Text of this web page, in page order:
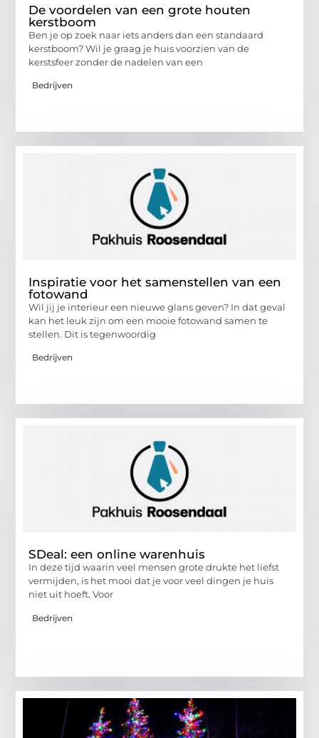
De voordelen van een grote houten
kerstboom
Ben je op zoek naar iets anders dan een standaard
kerstboom? Wil je graag je huis voorzien van de
kerstsfeer zonder de nadelen van een
Bedrijven
Inspiratie voor het samenstellen van een
fotowand
Wil jij je interieur een nieuwe glans geven? In dat geval
kan het leuk zijn om een mooie fotowand samen te
stellen. Dit is tegenwoordig
Bedrijven
SDeal: een online warenhuis
In deze tijd waarin veel mensen grote drukte het liefst
vermijden, is het mooi dat je voor veel dingen je huis
niet uit hoeft. Voor
Bedrijven